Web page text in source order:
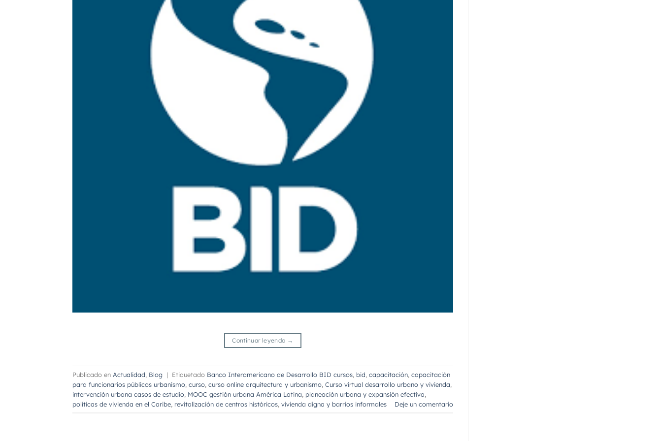
Continuar leyendo →
Publicado en Actualidad Blog | Etiquetado Banco Interamericano de Desarrollo BID cursos bid capacitación capacitación
para funcionarios públicos urbanismo curso curso online arquitectura y urbanismo Curso virtual desarrollo urbano y vivienda
intervención urbana casos de estudio MOOC gestión urbana América Latina planeación urbana y expansión efectiva
políticas de vivienda en el Caribe revitalización de centros históricos vivienda digna y barrios informales Deje un comentario